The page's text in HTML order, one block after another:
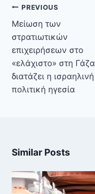
Πλοήγηση
άρθρων
PREVIOUS
Μείωση των
στρατιωτικών
επιχειρήσεων στο
«ελάχιστο» στη Γάζα
διατάζει η ισραηλινή
πολιτική ηγεσία
Similar Posts